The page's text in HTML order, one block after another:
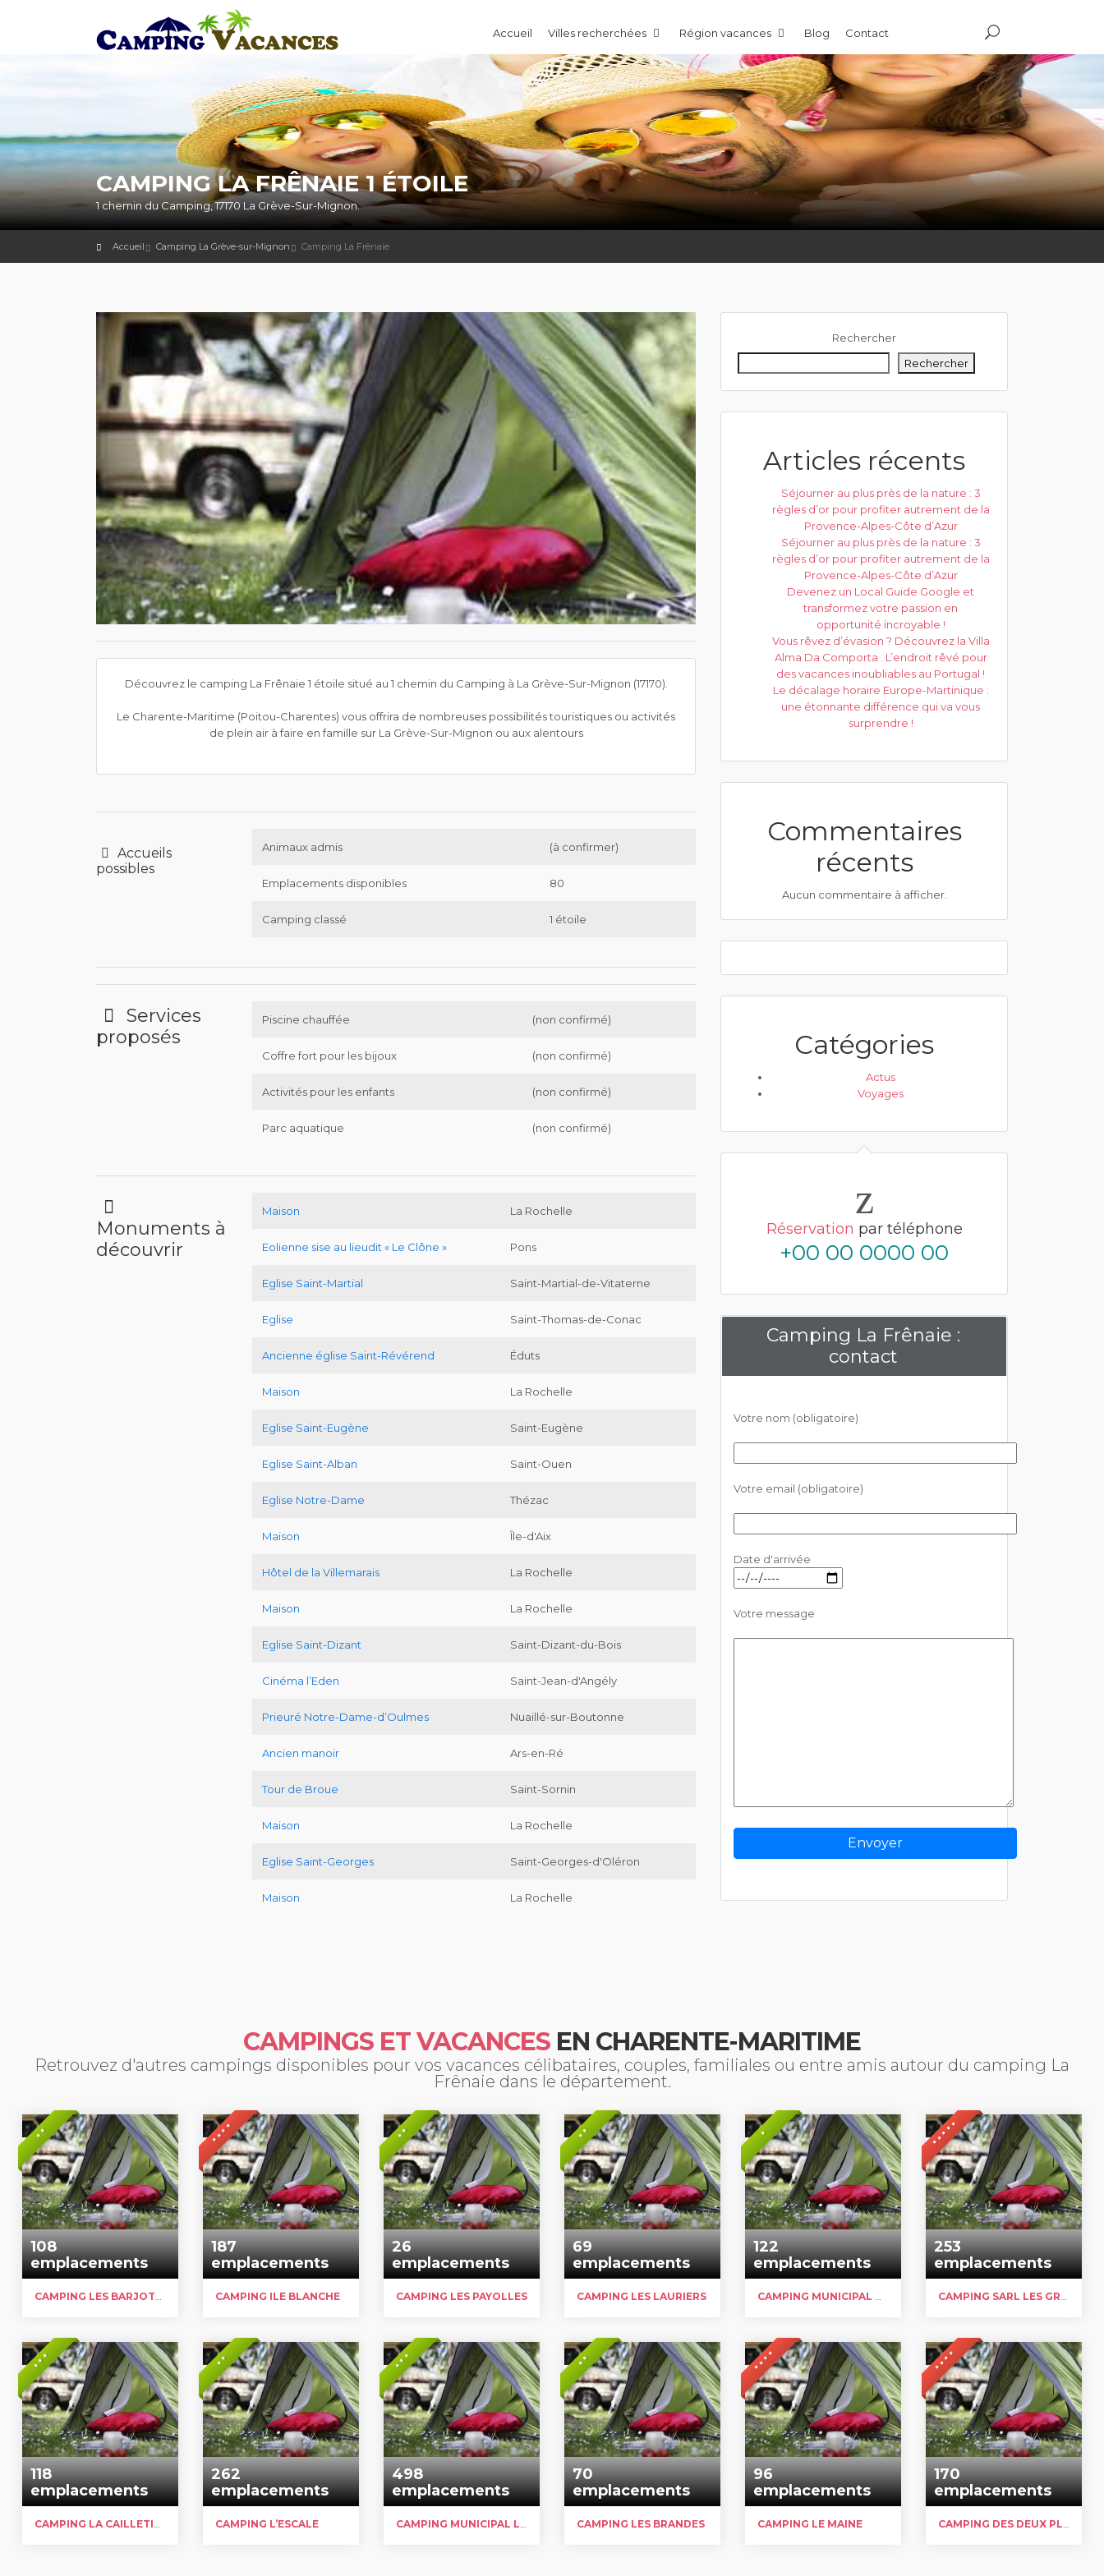
Accueil Villes recherchées Région vacances Blog Contact
CAMPING LA FRÊNAIE 1 ÉTOILE
1 chemin du Camping, 17170 La Grève-Sur-Mignon.
Accueil Camping La Grève-sur-Mignon Camping La Frênaie
Découvrez le camping La Frênaie 1 étoile situé au 1 chemin du Camping à La Grève-Sur-Mignon (17170).
Le Charente-Maritime (Poitou-Charentes) vous offrira de nombreuses possibilités touristiques ou activités
de plein air à faire en famille sur La Grève-Sur-Mignon ou aux alentours
Accueils
possibles
Animaux admis (à confirmer)
Emplacements disponibles 80
Camping classé 1 étoile
Services
proposés
Piscine chauffée (non confirmé)
Coffre fort pour les bijoux (non confirmé)
Activités pour les enfants (non confirmé)
Parc aquatique (non confirmé)
Monuments à
découvrir
Maison La Rochelle
Eolienne sise au lieudit « Le Clône » Pons
Eglise Saint-Martial Saint-Martial-de-Vitaterne
Eglise Saint-Thomas-de-Conac
Ancienne église Saint-Révérend Éduts
Maison La Rochelle
Eglise Saint-Eugène Saint-Eugène
Eglise Saint-Alban Saint-Ouen
Eglise Notre-Dame Thézac
Maison Île-d'Aix
Hôtel de la Villemarais La Rochelle
Maison La Rochelle
Eglise Saint-Dizant Saint-Dizant-du-Bois
Cinéma l’Eden Saint-Jean-d'Angély
Prieuré Notre-Dame-d’Oulmes Nuaillé-sur-Boutonne
Ancien manoir Ars-en-Ré
Tour de Broue Saint-Sornin
Maison La Rochelle
Eglise Saint-Georges Saint-Georges-d'Oléron
Maison La Rochelle
Rechercher
Rechercher
Articles récents
Séjourner au plus près de la nature : 3
règles d’or pour profiter autrement de la
Provence-Alpes-Côte d’Azur
Séjourner au plus près de la nature : 3
règles d’or pour profiter autrement de la
Provence-Alpes-Côte d’Azur
Devenez un Local Guide Google et
transformez votre passion en
opportunité incroyable !
Vous rêvez d’évasion ? Découvrez la Villa
Alma Da Comporta : L’endroit rêvé pour
des vacances inoubliables au Portugal !
Le décalage horaire Europe-Martinique :
une étonnante différence qui va vous
surprendre !
Commentaires
récents
Aucun commentaire à afficher.
Catégories
Actus
Voyages
Réservation par téléphone
+00 00 0000 00
Camping La Frênaie :
contact
Votre nom (obligatoire)
Votre email (obligatoire)
Date d'arrivée
Votre message
CAMPINGS ET VACANCES EN CHARENTE-MARITIME
Retrouvez d'autres campings disponibles pour vos vacances célibataires, couples, familiales ou entre amis autour du camping La
Frênaie dans le département.
* *
108
emplacements
CAMPING LES BARJOTTES
* * * *
187
emplacements
CAMPING ILE BLANCHE
* *
26
emplacements
CAMPING LES PAYOLLES
* *
69
emplacements
CAMPING LES LAURIERS
*
122
emplacements
CAMPING MUNICIPAL DE LESPÉRANCE
* * * * *
253
emplacements
CAMPING SARL LES GROS-JONCS
* * *
118
emplacements
CAMPING LA CAILLETIÈRE
* *
262
emplacements
CAMPING L’ESCALE
* * *
498
emplacements
CAMPING MUNICIPAL LE CADORET
* *
70
emplacements
CAMPING LES BRANDES
* * * *
96
emplacements
CAMPING LE MAINE
* * * *
170
emplacements
CAMPING DES DEUX PLAGES